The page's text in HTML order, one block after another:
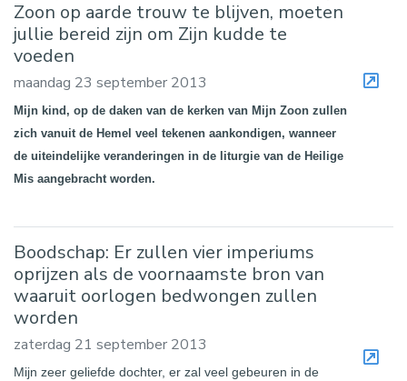
Zoon op aarde trouw te blijven, moeten
jullie bereid zijn om Zijn kudde te
voeden
maandag 23 september 2013
Mijn kind, op de daken van de kerken van Mijn Zoon zullen
zich vanuit de Hemel veel tekenen aankondigen, wanneer
de uiteindelijke veranderingen in de liturgie van de Heilige
Mis aangebracht worden.
Boodschap: Er zullen vier imperiums
oprijzen als de voornaamste bron van
waaruit oorlogen bedwongen zullen
worden
zaterdag 21 september 2013
Mijn zeer geliefde dochter, er zal veel gebeuren in de